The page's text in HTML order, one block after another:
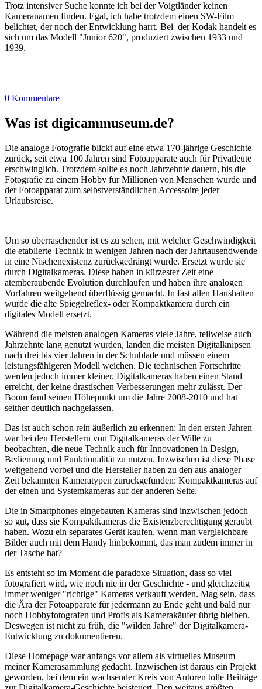
Trotz intensiver Suche konnte ich bei der Voigtländer keinen
Kameranamen finden. Egal, ich habe trotzdem einen SW-Film
belichtet, der noch der Entwicklung harrt. Bei der Kodak handelt es
sich um das Modell "Junior 620", produziert zwischen 1933 und
1939.
0 Kommentare
Was ist digicammuseum.de?
Die analoge Fotografie blickt auf eine etwa 170-jährige Geschichte
zurück, seit etwa 100 Jahren sind Fotoapparate auch für Privatleute
erschwinglich. Trotzdem sollte es noch Jahrzehnte dauern, bis die
Fotografie zu einem Hobby für Millionen von Menschen wurde und
der Fotoapparat zum selbstverständlichen Accessoire jeder
Urlaubsreise.
Um so überraschender ist es zu sehen, mit welcher Geschwindigkeit
die etablierte Technik in wenigen Jahren nach der Jahrtausendwende
in eine Nischenexistenz zurückgedrängt wurde. Ersetzt wurde sie
durch Digitalkameras. Diese haben in kürzester Zeit eine
atemberaubende Evolution durchlaufen und haben ihre analogen
Vorfahren weitgehend überflüssig gemacht. In fast allen Haushalten
wurde die alte Spiegelreflex- oder Kompaktkamera durch ein
digitales Modell ersetzt.
Während die meisten analogen Kameras viele Jahre, teilweise auch
Jahrzehnte lang genutzt wurden, landen die meisten Digitalknipsen
nach drei bis vier Jahren in der Schublade und müssen einem
leistungsfähigeren Modell weichen. Die technischen Fortschritte
werden jedoch immer kleiner. Digitalkameras haben einen Stand
erreicht, der keine drastischen Verbesserungen mehr zulässt. Der
Boom fand seinen Höhepunkt um die Jahre 2008-2010 und hat
seither deutlich nachgelassen.
Das ist auch schon rein äußerlich zu erkennen: In den ersten Jahren
war bei den Herstellern von Digitalkameras der Wille zu
beobachten, die neue Technik auch für Innovationen in Design,
Bedienung und Funktionalität zu nutzen. Inzwischen ist diese Phase
weitgehend vorbei und die Hersteller haben zu den aus analoger
Zeit bekannten Kameratypen zurückgefunden: Kompaktkameras auf
der einen und Systemkameras auf der anderen Seite.
Die in Smartphones eingebauten Kameras sind inzwischen jedoch
so gut, dass sie Kompaktkameras die Existenzberechtigung geraubt
haben. Wozu ein separates Gerät kaufen, wenn man vergleichbare
Bilder auch mit dem Handy hinbekommt, das man zudem immer in
der Tasche hat?
Es entsteht so im Moment die paradoxe Situation, dass so viel
fotografiert wird, wie noch nie in der Geschichte - und gleichzeitig
immer weniger "richtige" Kameras verkauft werden. Mag sein, dass
die Ära der Fotoapparate für jedermann zu Ende geht und bald nur
noch Hobbyfotografen und Profis als Kamerakäufer übrig bleiben.
Deswegen ist nicht zu früh, die "wilden Jahre" der Digitalkamera-
Entwicklung zu dokumentieren.
Diese Homepage war anfangs vor allem als virtuelles Museum
meiner Kamerasammlung gedacht. Inzwischen ist daraus ein Projekt
geworden, bei dem ein wachsender Kreis von Autoren tolle Beiträge